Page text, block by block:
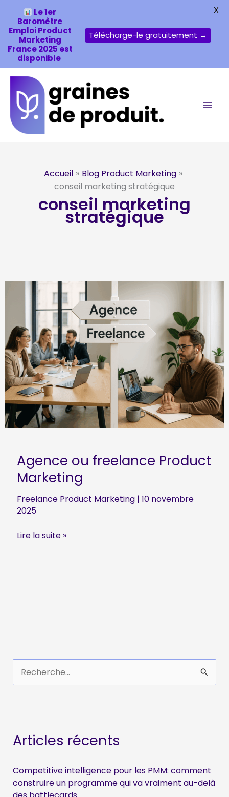
Aller
contenu
Accueil
Blog Product Marketing
conseil marketing stratégique
conseil marketing
stratégique
Agence ou freelance Product
Marketing
Freelance Product Marketing| 10 novembre
2025
Agence
Lire la suite »
e
r
c
h
Articles récents
Competitive intelligence pour les PMM: comment
construire un programme qui va vraiment au-delà
Le 1er
Baromètre
Emploi Product
Marketing
France 2025 est
disponible
Télécharge-le gratuitement →
X